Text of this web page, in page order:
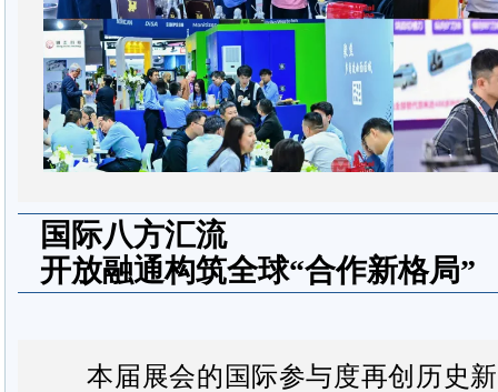
国际八方汇流
开放融通构筑全球“合作新格局”
本届展会的国际参与度再创历史新